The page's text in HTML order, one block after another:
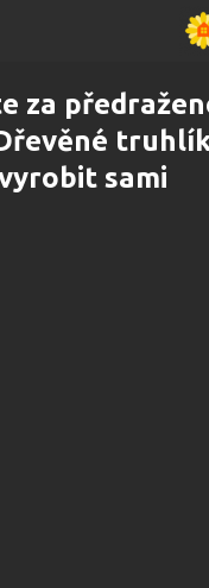
za
sami